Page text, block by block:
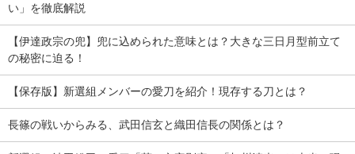
い」を徹底解説
【伊達政宗の兜】兜に込められた意味とは？大きな三日月型前立て
の秘密に迫る！
【保存版】新選組メンバーの愛刀を紹介！現存する刀とは？
長篠の戦いからみる、武田信玄と織田信長の関係とは？